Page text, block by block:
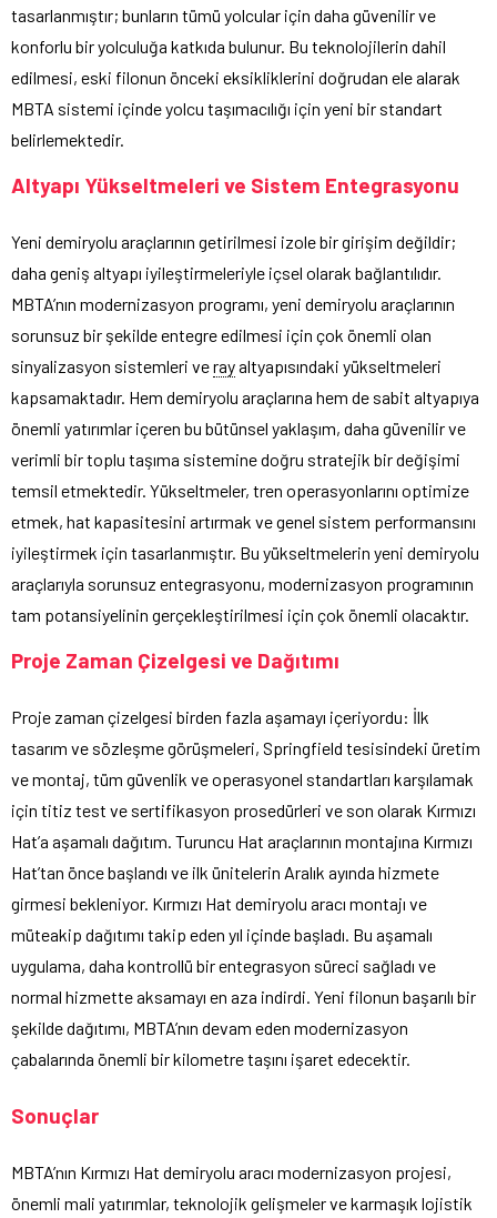
tasarlanmıştır; bunların tümü yolcular için daha güvenilir ve
konforlu bir yolculuğa katkıda bulunur. Bu teknolojilerin dahil
edilmesi, eski filonun önceki eksikliklerini doğrudan ele alarak
MBTA sistemi içinde yolcu taşımacılığı için yeni bir standart
belirlemektedir.
Altyapı Yükseltmeleri ve Sistem Entegrasyonu
Yeni demiryolu araçlarının getirilmesi izole bir girişim değildir;
daha geniş altyapı iyileştirmeleriyle içsel olarak bağlantılıdır.
MBTA’nın modernizasyon programı, yeni demiryolu araçlarının
sorunsuz bir şekilde entegre edilmesi için çok önemli olan
sinyalizasyon sistemleri verayaltyapısındaki yükseltmeleri
kapsamaktadır. Hem demiryolu araçlarına hem de sabit altyapıya
önemli yatırımlar içeren bu bütünsel yaklaşım, daha güvenilir ve
verimli bir toplu taşıma sistemine doğru stratejik bir değişimi
temsil etmektedir. Yükseltmeler, tren operasyonlarını optimize
etmek, hat kapasitesini artırmak ve genel sistem performansını
iyileştirmek için tasarlanmıştır. Bu yükseltmelerin yeni demiryolu
araçlarıyla sorunsuz entegrasyonu, modernizasyon programının
tam potansiyelinin gerçekleştirilmesi için çok önemli olacaktır.
Proje Zaman Çizelgesi ve Dağıtımı
Proje zaman çizelgesi birden fazla aşamayı içeriyordu: İlk
tasarım ve sözleşme görüşmeleri, Springfield tesisindeki üretim
ve montaj, tüm güvenlik ve operasyonel standartları karşılamak
için titiz test ve sertifikasyon prosedürleri ve son olarak Kırmızı
Hat’a aşamalı dağıtım. Turuncu Hat araçlarının montajına Kırmızı
Hat’tan önce başlandı ve ilk ünitelerin Aralık ayında hizmete
girmesi bekleniyor. Kırmızı Hat demiryolu aracı montajı ve
müteakip dağıtımı takip eden yıl içinde başladı. Bu aşamalı
uygulama, daha kontrollü bir entegrasyon süreci sağladı ve
normal hizmette aksamayı en aza indirdi. Yeni filonun başarılı bir
şekilde dağıtımı, MBTA’nın devam eden modernizasyon
çabalarında önemli bir kilometre taşını işaret edecektir.
Sonuçlar
MBTA’nın Kırmızı Hat demiryolu aracı modernizasyon projesi,
önemli mali yatırımlar, teknolojik gelişmeler ve karmaşık lojistik